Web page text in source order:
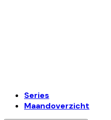
Series
Maandoverzicht